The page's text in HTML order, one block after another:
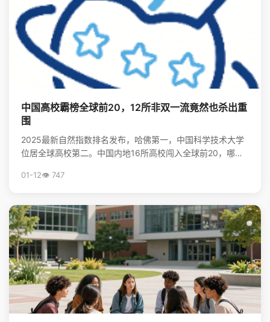
中国高校霸榜全球前20，12所非双一流竟然也杀出重
围
2025最新自然指数排名发布，哈佛第一，中国科学技术大学
位居全球高校第二。中国内地16所高校闯入全球前20，哪些
01-12👁️ 747